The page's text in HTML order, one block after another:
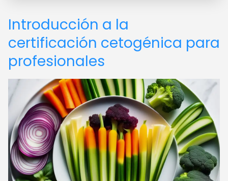
Introducción a la
certificación cetogénica para
profesionales